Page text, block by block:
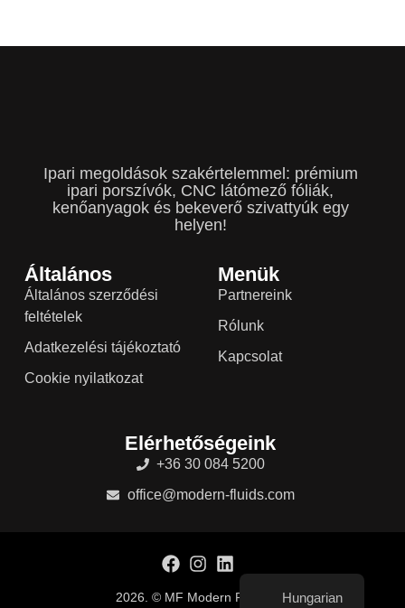
Ipari megoldások szakértelemmel: prémium
ipari porszívók, CNC látómező fóliák,
kenőanyagok és bekeverő szivattyúk egy
helyen!
Általános
Általános szerződési
feltételek
Adatkezelési tájékoztató
Cookie nyilatkozat
Menük
Partnereink
Rólunk
Kapcsolat
Elérhetőségeink
+36 30 084 5200
office@modern-fluids.com
2026. © MF Modern Fluids kft.Hungarian